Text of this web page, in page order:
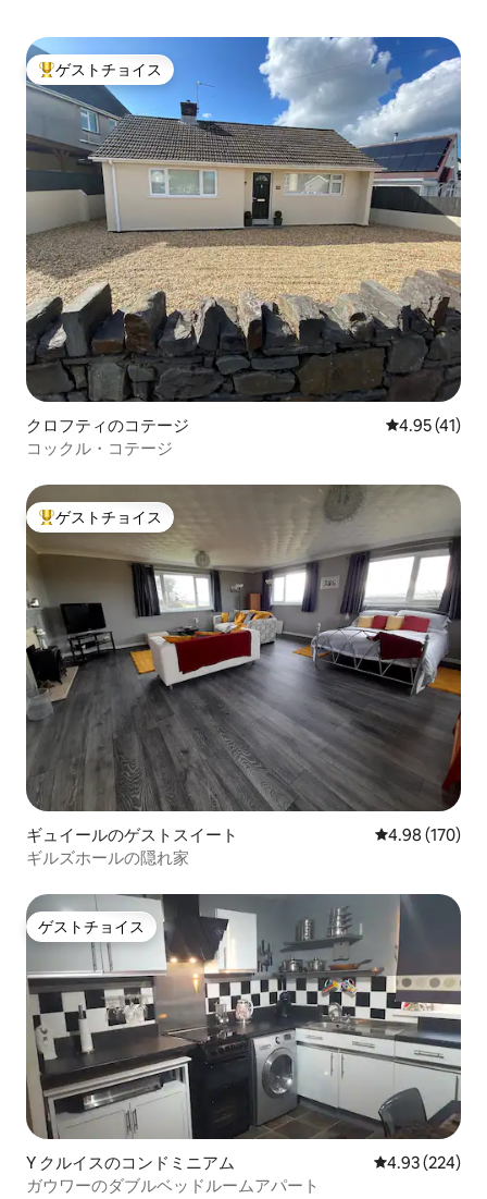
大好評のゲストチョイスです。
ゲストチョイス
クロフティのコテージ レビュー41
4.95 (41)
コックル・コテージ
大好評のゲストチョイスです。
ゲストチョイス
ギュイールのゲストスイート レビュー170
4.98 (170)
ギルズホールの隠れ家
ゲストチョイス
ゲストチョイス
Y クルイスのコンドミニアム レビュー224
4.93 (224)
ガウワーのダブルベッドルームアパート